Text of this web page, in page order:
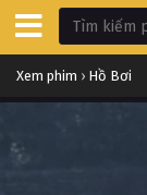
Xem phim › Hồ Bơi